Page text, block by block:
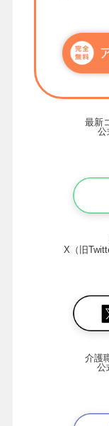
最新
公
X（旧
介護
公